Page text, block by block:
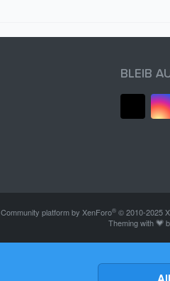
BLEIB
Community platform by XenForo® © 2010-2025
Theming with